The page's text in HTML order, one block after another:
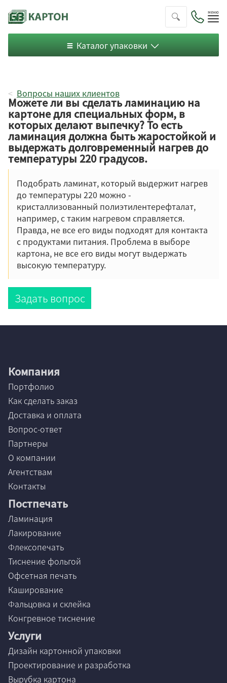
Каталог упаковки
Вопросы наших клиентов
Можете ли вы сделать ламинацию на
картоне для специальных форм, в
которых делают выпечку? То есть
ламинация должна быть жаростойкой и
выдержать долговременный нагрев до
температуры 220 градусов.
Подобрать ламинат, который выдержит нагрев
до температуры 220 можно -
кристаллизованный полиэтилентерефталат,
например, с таким нагревом справляется.
Правда, не все его виды подходят для контакта
с продуктами питания. Проблема в выборе
картона, не все его виды могут выдержать
высокую температуру.
Задать вопрос
Компания
Портфолио
Как сделать заказ
Доставка и оплата
Вопрос-ответ
Партнеры
О компании
Агентствам
Контакты
Постпечать
Ламинация
Лакирование
Флексопечать
Тиснение фольгой
Офсетная печать
Каширование
Фальцовка и склейка
Конгревное тиснение
Услуги
Дизайн картонной упаковки
Проектирование и разработка
Вырубка картона